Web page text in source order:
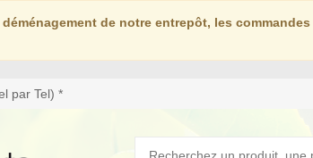
de notre entrepôt, les
par Tel) *